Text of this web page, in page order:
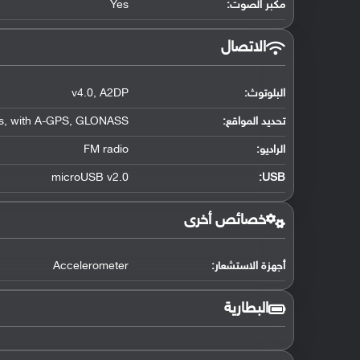
مكبر الصوت: Yes
الاتصال
البلوتوث:
v4.0, A2DP
تحديد المواقع:
, with A-GPS, GLONASS
الراديو: FM radio
USB
:
microUSB v2.0
خصائص أخرى
أجهزة الاستشعار: Accelerometer
البطارية